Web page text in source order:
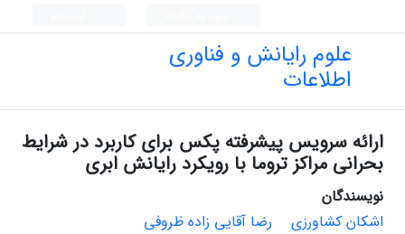
علوم رایانش و فناوری
اطلاعات
ارائه سرویس پیشرفته پکس برای کاربرد در شرایط
بحرانی مراکز تروما با رویکرد رایانش ابری
نویسندگان
اشکان کشاورزی
رضا آقایی زاده ظروفی